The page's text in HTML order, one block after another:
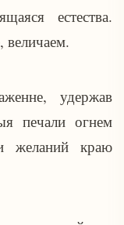
естества.
величаем.
удержав
печали огнем
желаний краю